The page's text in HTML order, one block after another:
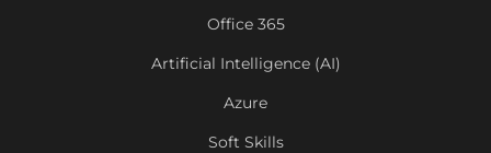
Office 365
Artificial Intelligence (AI)
Azure
Soft Skills